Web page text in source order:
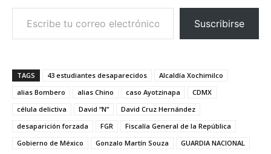
Escribe tu correo electrónico…
Suscribirse
TAGS 43 estudiantes desaparecidos
Alcaldía Xochimilco
alias Bombero
alias Chino caso Ayotzinapa
CDMX
célula delictiva
David “N”
David Cruz Hernández
desaparición forzada
FGR
Fiscalía General de la República
Gobierno de México
Gonzalo Martín Souza
GUARDIA NACIONAL